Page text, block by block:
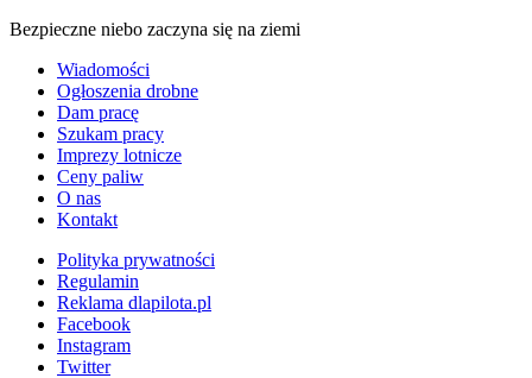
Bezpieczne niebo zaczyna się na ziemi
Wiadomości
Ogłoszenia drobne
Dam pracę
Szukam pracy
Imprezy lotnicze
Ceny paliw
O nas
Kontakt
Polityka prywatności
Regulamin
Reklama dlapilota.pl
Facebook
Instagram
Twitter